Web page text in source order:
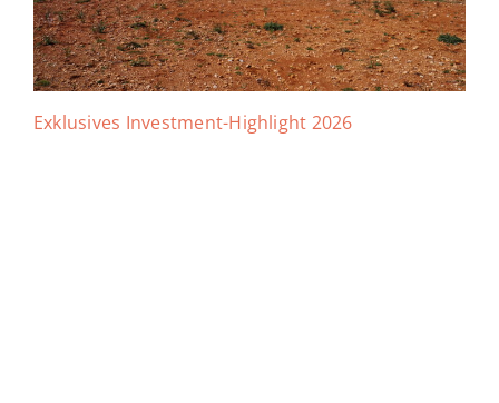
Exklusives Investment-Highlight 2026